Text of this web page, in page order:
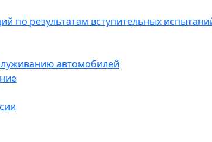
по результатам вступительных
автомобилей